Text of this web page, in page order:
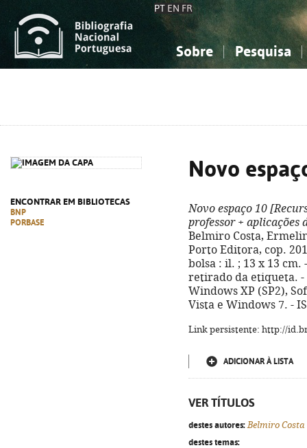
PT EN FR
Sobre Pesquisa
ENCONTRAR EM BIBLIOTECAS
BNP
PORBASE
Novo
Novo espaço 10
professor + aplicações
Belmiro Costa,
Porto Editora, cop.
bolsa : il. ; 13 x 13
retirado da etiqueta. -
Windows XP (SP2),
Vista e Windows 7. -
Link persistente: http://
ADICIONAR À LISTA
VER TÍTULOS
destes autores: Belmiro Costa
destes temas: